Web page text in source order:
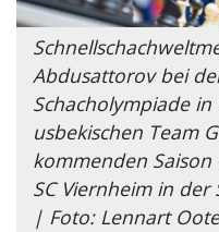
Abdusattorov bei
Schacholympiade
usbekischen Team
kommenden
SC Viernheim in der
| Foto: Lennart